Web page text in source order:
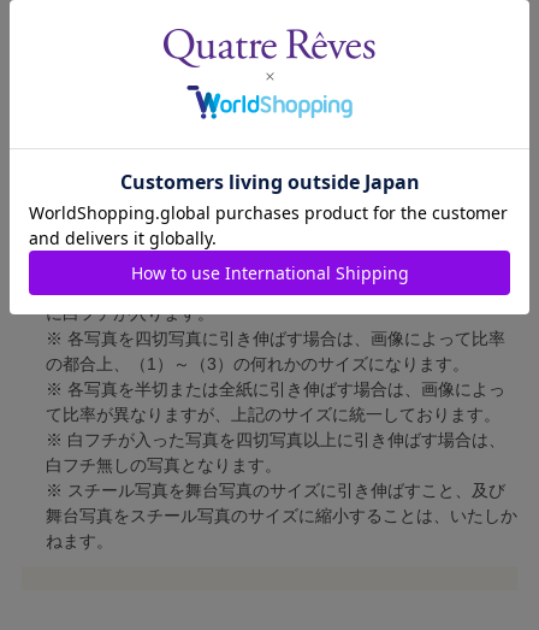
短辺 217mm × 長辺 305mm
短辺 213mm × 長辺 305mm
全紙写真
短辺 402mm × 長辺 559mm
写真のサイズにつきまして、下記の件も併せてご了承ください。
※ 宝塚大劇場および新人公演の舞台写真につきましては、4辺
に白フチが入ります。
※ 各写真を四切写真に引き伸ばす場合は、画像によって比率
の都合上、（1）～（3）の何れかのサイズになります。
※ 各写真を半切または全紙に引き伸ばす場合は、画像によっ
て比率が異なりますが、上記のサイズに統一しております。
※ 白フチが入った写真を四切写真以上に引き伸ばす場合は、
白フチ無しの写真となります。
※ スチール写真を舞台写真のサイズに引き伸ばすこと、及び
舞台写真をスチール写真のサイズに縮小することは、いたしか
ねます。